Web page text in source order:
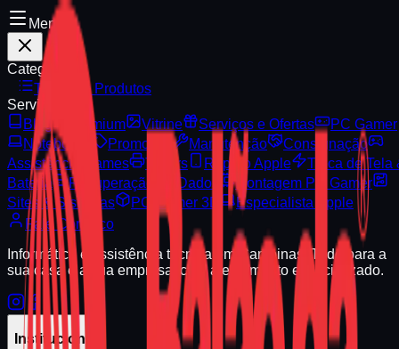
Menu
Categorias
Todos os Produtos
Serviços
Blog
Premium Vitrine Serviços e Ofertas
PC Gamer
Notebooks
Promoção Manutenção
Consignação
Assistência Games
Toners Reparo Apple
Troca de Tela
Bateria
Recuperação de Dados
Montagem PC Gamer
Sites & Sistemas
PC Gamer 3D
Especialista Apple
Fale Conosco
Informática e assistência técnica em Campinas. Tudo para a
sua casa e a sua empresa, com atendimento especializado.
Institucional